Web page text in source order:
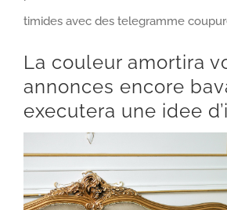
timides avec des telegramme
La couleur amortira
annonces encore
executera une idee